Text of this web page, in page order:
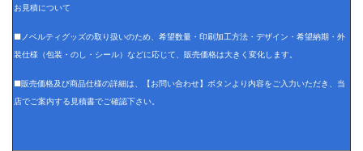
お見積について
■ノベルティグッズの取り扱いのため、希望数量・印刷加工方法・デザイン・希望納期・外
装仕様（包装・のし・シール）などに応じて、販売価格は大きく変化します。
■販売価格及び商品仕様の詳細は、【お問い合わせ】ボタンより内容をご入力いただき、当
店でご案内する見積書でご確認下さい。